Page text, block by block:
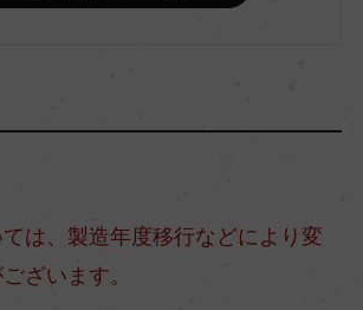
は、製造年度移行などにより変
ざいます。